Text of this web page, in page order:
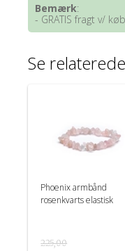
Bemærk:
- GRATIS fragt v/
Se
Phoenix armbånd
rosenkvarts elastisk
225,00